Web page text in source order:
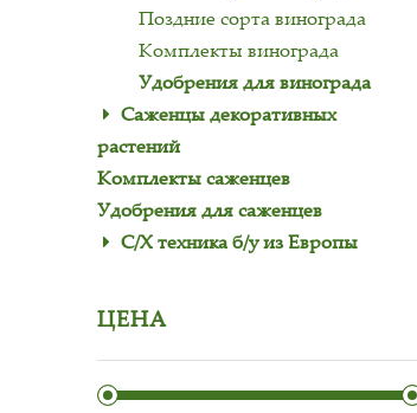
Поздние сорта винограда
Комплекты винограда
Удобрения для винограда
Саженцы декоративных
растений
Комплекты саженцев
Удобрения для саженцев
С/Х техника б/у из Европы
ЦЕНА